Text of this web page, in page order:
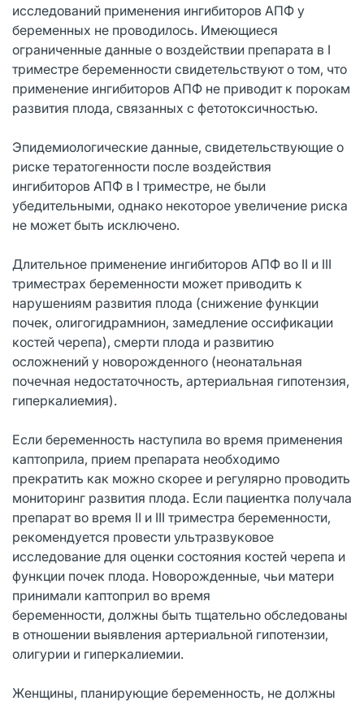
исследований применения ингибиторов АПФ у
беременных не проводилось. Имеющиеся
ограниченные данные о воздействии препарата в I
триместре беременности свидетельствуют о том, что
применение ингибиторов АПФ не приводит к порокам
развития плода, связанных с фетотоксичностью.
Эпидемиологические данные, свидетельствующие о
риске тератогенности после воздействия
ингибиторов АПФ в I триместре, не были
убедительными, однако некоторое увеличение риска
не может быть исключено.
Длительное применение ингибиторов АПФ во II и III
триместрах беременности может приводить к
нарушениям развития плода (снижение функции
почек, олигогидрамнион, замедление оссификации
костей черепа), смерти плода и развитию
осложнений у новорожденного (неонатальная
почечная недостаточность, артериальная гипотензия,
гиперкалиемия).
Если беременность наступила во время применения
каптоприла, прием препарата необходимо
прекратить как можно скорее и регулярно проводить
мониторинг развития плода. Если пациентка получала
препарат во время II и III триместра беременности,
рекомендуется провести ультразвуковое
исследование для оценки состояния костей черепа и
функции почек плода. Новорожденные, чьи матери
принимали каптоприл во время
беременности, должны быть тщательно обследованы
в отношении выявления артериальной гипотензии,
олигурии и гиперкалиемии.
Женщины, планирующие беременность, не должны